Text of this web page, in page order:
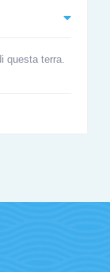
questa terra.